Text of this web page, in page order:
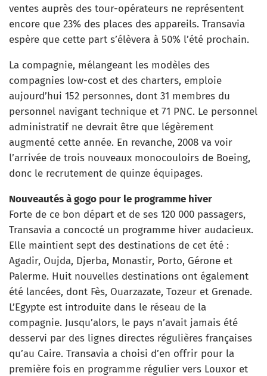
ventes auprès des tour-opérateurs ne représentent
encore que 23% des places des appareils. Transavia
espère que cette part s’élèvera à 50% l’été prochain.
La compagnie, mélangeant les modèles des
compagnies low-cost et des charters, emploie
aujourd’hui 152 personnes, dont 31 membres du
personnel navigant technique et 71 PNC. Le personnel
administratif ne devrait être que légèrement
augmenté cette année. En revanche, 2008 va voir
l’arrivée de trois nouveaux monocouloirs de Boeing,
donc le recrutement de quinze équipages.
Nouveautés à gogo pour le programme hiver
Forte de ce bon départ et de ses 120 000 passagers,
Transavia a concocté un programme hiver audacieux.
Elle maintient sept des destinations de cet été :
Agadir, Oujda, Djerba, Monastir, Porto, Gérone et
Palerme. Huit nouvelles destinations ont également
été lancées, dont Fès, Ouarzazate, Tozeur et Grenade.
L’Egypte est introduite dans le réseau de la
compagnie. Jusqu’alors, le pays n’avait jamais été
desservi par des lignes directes régulières françaises
qu’au Caire. Transavia a choisi d’en offrir pour la
première fois en programme régulier vers Louxor et